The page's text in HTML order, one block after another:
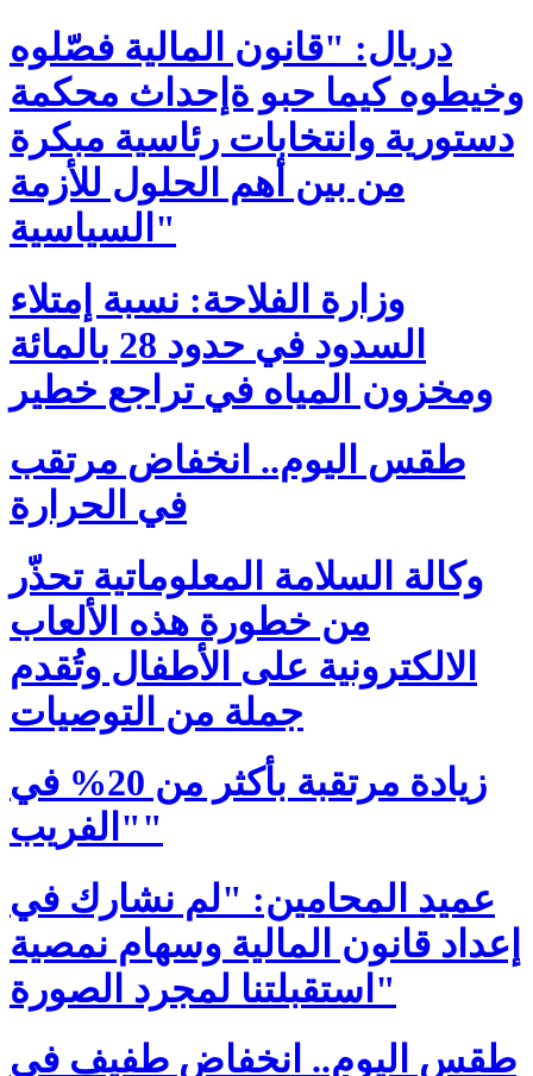
دربال: "قانون المالية فصّلوه
وخيطوه كيما حبو ةإحداث محكمة
دستورية وانتخابات رئاسية مبكرة
من بين أهم الحلول للأزمة
السياسية"
وزارة الفلاحة: نسبة إمتلاء
السدود في حدود 28 بالمائة
ومخزون المياه في تراجع خطير
طقس اليوم.. انخفاض مرتقب
في الحرارة
وكالة السلامة المعلوماتية تحذّر
من خطورة هذه الألعاب
الالكترونية على الأطفال وتُقدم
جملة من التوصيات
زيادة مرتقبة بأكثر من 20% في
"الفريب"
عميد المحامين: "لم نشارك في
إعداد قانون المالية وسهام نمصية
استقبلتنا لمجرد الصورة"
طقس اليوم.. انخفاض طفيف في